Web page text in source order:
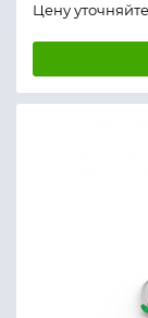
Цену уточняйте